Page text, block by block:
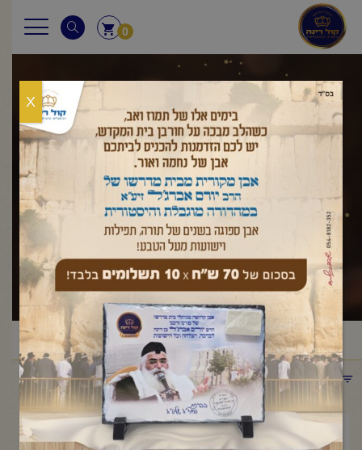
0
שאלות ותשובות
ראשי/שאלות ותשובות /שבת,בורר/שימוש במסננת בשבת
תפריט קטגוריות
אפריל 28, 2022
X